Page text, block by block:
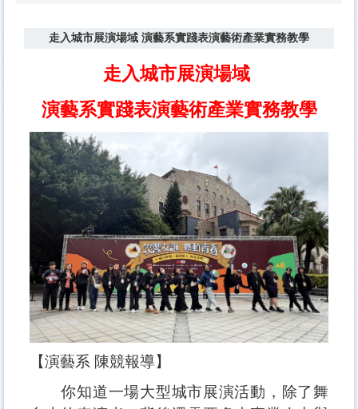
走入城市展演場域 演藝系實踐表演藝術產業實務教學
走入城市展演場域
演藝系實踐表演藝術產業實務教學
【演藝系 陳競報導】
你知道一場大型城市展演活動，除了舞